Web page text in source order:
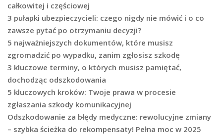
całkowitej i częściowej
3 pułapki ubezpieczycieli: czego nigdy nie mówić i o co
zawsze pytać po otrzymaniu decyzji?
5 najważniejszych dokumentów, które musisz
zgromadzić po wypadku, zanim zgłosisz szkodę
3 kluczowe terminy, o których musisz pamiętać,
dochodząc odszkodowania
5 kluczowych kroków: Twoje prawa w procesie
zgłaszania szkody komunikacyjnej
Odszkodowanie za błędy medyczne: rewolucyjne zmiany
– szybka ścieżka do rekompensaty! Pełna moc w 2025